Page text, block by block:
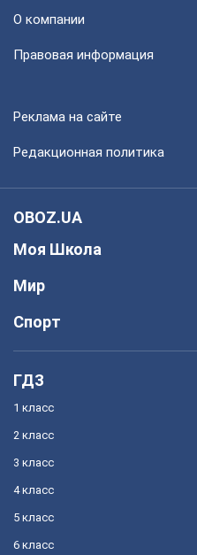
О компании
Правовая информация
Реклама на сайте
Редакционная политика
OBOZ.UA
Моя Школа
Мир
Спорт
ГДЗ
1 класс
2 класс
3 класс
4 класс
5 класс
6 класс